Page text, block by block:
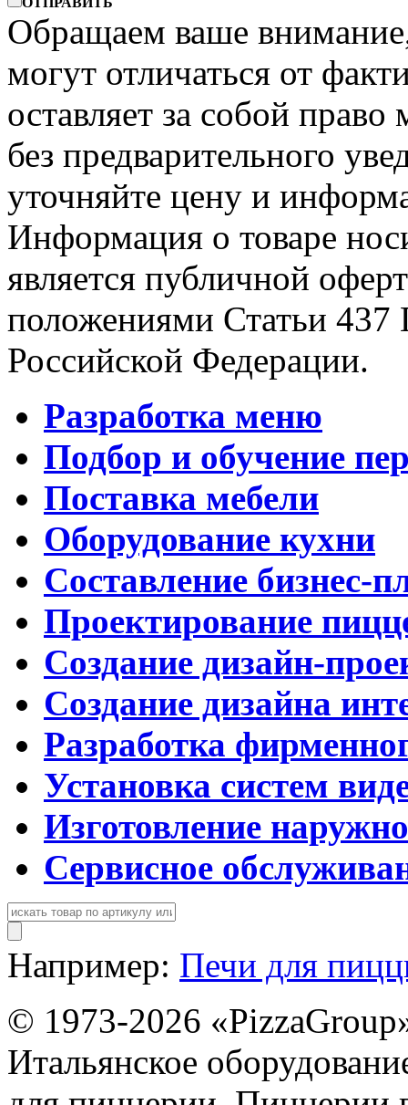
Обращаем ваше
могут отличаться от
оставляет за собой право
без предварительного
уточняйте цену и
Информация о товаре
является публичной
положениями Статьи 437
Российской Федерации.
Разработка меню
Подбор и обучение
Поставка мебели
Оборудование кухни
Составление бизнес-
Проектирование
Создание дизайн-
Создание дизайна
Разработка
Установка систем
Изготовление
Сервисное
Например: Печи для
© 1973-2026
Итальянское